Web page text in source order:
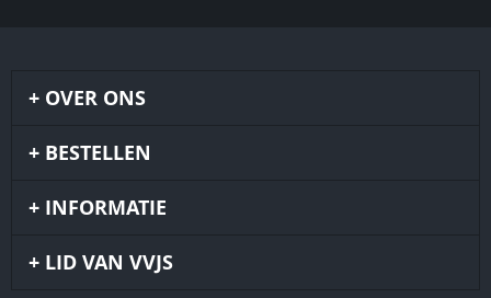
OVER ONS
BESTELLEN
INFORMATIE
LID VAN VVJS